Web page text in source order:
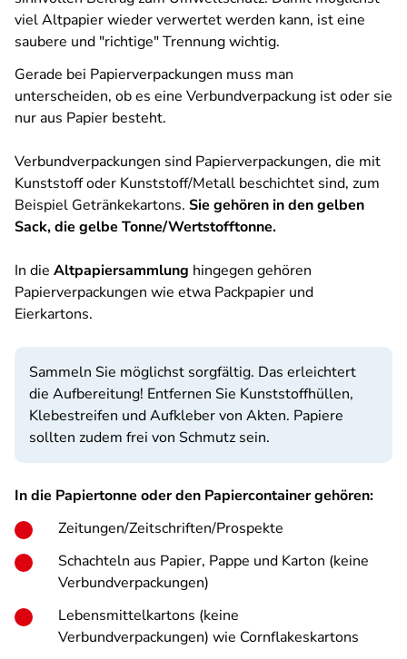
viel Altpapier wieder verwertet werden kann, ist eine
saubere und "richtige" Trennung wichtig.
Gerade bei Papierverpackungen muss man
unterscheiden, ob es eine Verbundverpackung ist oder sie
nur aus Papier besteht.
Verbundverpackungen sind Papierverpackungen, die mit
Kunststoff oder Kunststoff/Metall beschichtet sind, zum
Beispiel Getränkekartons. Sie gehören in den gelben
Sack, die gelbe Tonne/Wertstofftonne.
In die Altpapiersammlung hingegen gehören
Papierverpackungen wie etwa Packpapier und
Eierkartons.
Sammeln Sie möglichst sorgfältig. Das erleichtert
die Aufbereitung! Entfernen Sie Kunststoffhüllen,
Klebestreifen und Aufkleber von Akten. Papiere
sollten zudem frei von Schmutz sein.
In die Papiertonne oder den Papiercontainer gehören:
Zeitungen/Zeitschriften/Prospekte
Schachteln aus Papier, Pappe und Karton (keine
Verbundverpackungen)
Lebensmittelkartons (keine
Verbundverpackungen) wie Cornflakeskartons